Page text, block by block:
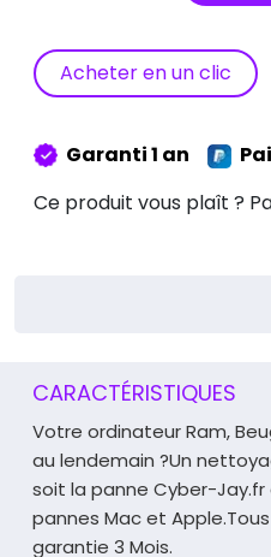
Macbook
/
A1502
Acheter en un clic
Garanti 1 an
Ce produit vous plaît ?
CARACTÉRISTIQUES
Votre ordinateur Ram,
au lendemain ?Un
soit la panne Cyber-
pannes Mac et Apple.
garantie 3 Mois.